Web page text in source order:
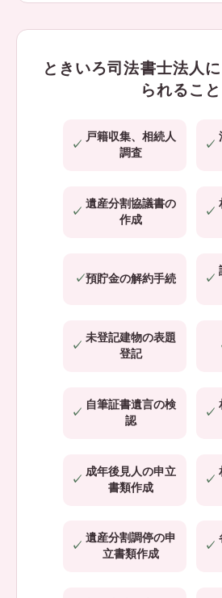
ときいろ司法書士法人
られること
戸籍収集、相続人
調査
遺産分割協議書の
作成
預貯金の解約手続
未登記建物の表題
登記
自筆証書遺言の検
認
成年後見人の申立
書類作成
遺産分割調停の申
立書類作成